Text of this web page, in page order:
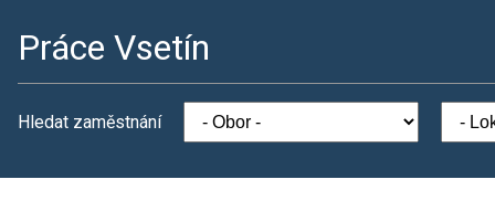
Práce Vsetín
Hledat zaměstnání